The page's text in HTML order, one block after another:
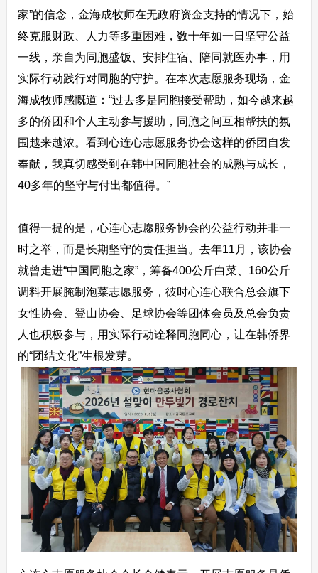
家”的信念，金海成牧师在无政府资金支持的情况下，始
终克服财政、人力等多重困难，数十年如一日坚守公益
一线，亲自为同胞盛饭、安排住宿、陪同就医办事，用
实际行动践行对同胞的守护。在本次志愿服务现场，金
海成牧师感慨道：“过去多是同胞接受帮助，如今越来越
多的侨团和个人主动参与援助，同胞之间互相帮扶的氛
围越来越浓。看到心连心志愿服务协会这样的侨团自发
奉献，我真切感受到在韩中国同胞社会的成熟与成长，
40多年的坚守与付出都值得。”
值得一提的是，心连心志愿服务协会的公益行动并非一
时之举，而是长期坚守的责任担当。去年11月，该协会
就曾走进“中国同胞之家”，筹备400公斤白菜、160公斤
调料开展腌制泡菜志愿服务，彼时心连心联合总会旗下
女性协会、登山协会、足球协会等团体会员及总会负责
人也积极参与，用实际行动诠释同胞同心，让在韩侨界
的“团结文化”生根发芽。